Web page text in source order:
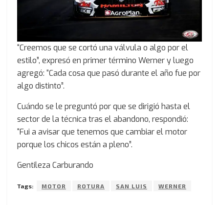
“Creemos que se cortó una válvula o algo por el
estilo”, expresó en primer término Werner y luego
agregó: “Cada cosa que pasó durante el año fue por
algo distinto”.
Cuándo se le preguntó por que se dirigió hasta el
sector de la técnica tras el abandono, respondió:
“Fui a avisar que tenemos que cambiar el motor
porque los chicos están a pleno”.
Gentileza Carburando
Tags: MOTOR ROTURA SAN LUIS WERNER